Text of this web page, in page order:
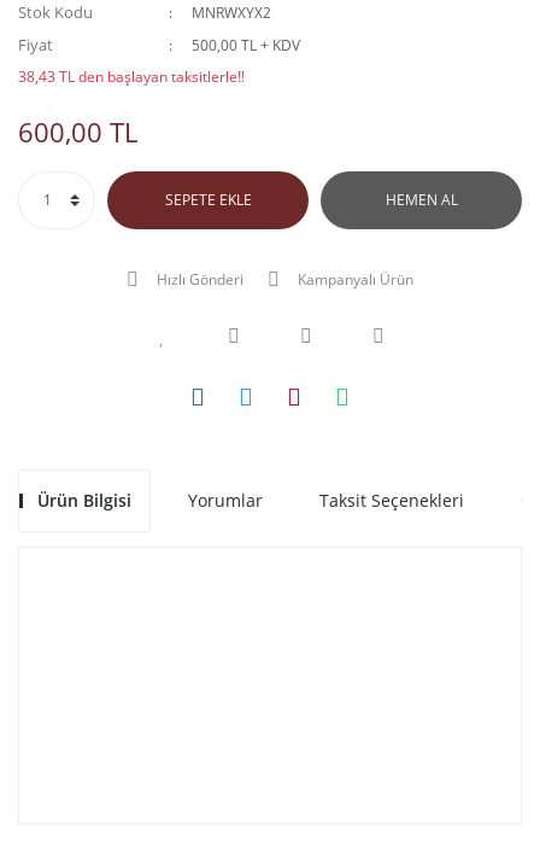
Stok Kodu MNRWXYX2
Fiyat
500,00 TL + KDV
38,43 TL den başlayan taksitlerle!!
600,00 TL
SEPETE EKLE HEMEN AL
Hızlı Gönderi Kampanyalı Ürün
Ürün Bilgisi Yorumlar Taksit Seçenekleri